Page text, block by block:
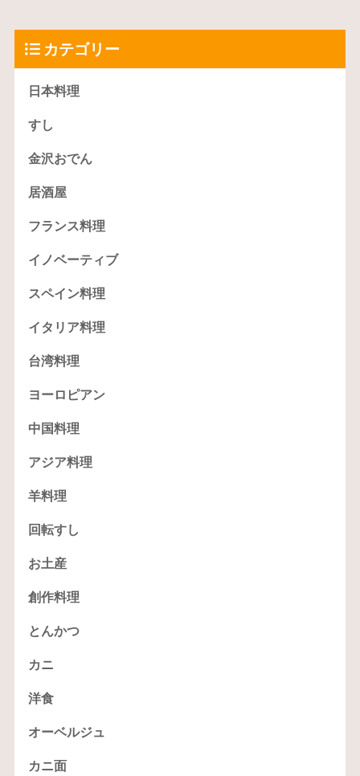
カテゴリー
日本料理
すし
金沢おでん
居酒屋
フランス料理
イノベーティブ
スペイン料理
イタリア料理
台湾料理
ヨーロピアン
中国料理
アジア料理
羊料理
回転すし
お土産
創作料理
とんかつ
カニ
洋食
オーベルジュ
カニ面